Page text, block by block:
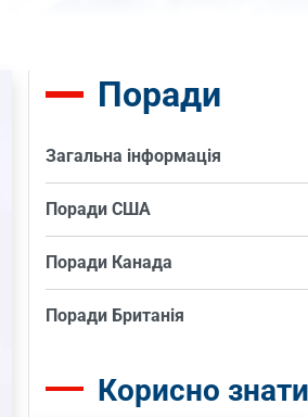
Поради
Загальна інформація
Поради США
Поради Канада
Поради Британія
Корисно знати